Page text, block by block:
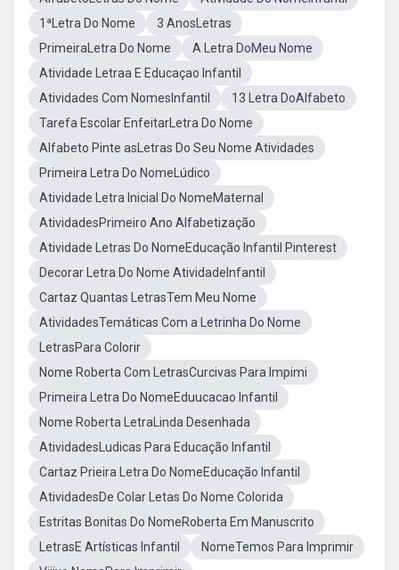
1ªLetra Do Nome
3 AnosLetras
PrimeiraLetra Do Nome
A Letra DoMeu Nome
Atividade Letraa E Educaçao Infantil
Atividades Com NomesInfantil
13 Letra DoAlfabeto
Tarefa Escolar EnfeitarLetra Do Nome
Alfabeto Pinte asLetras Do Seu Nome Atividades
Primeira Letra Do NomeLúdico
Atividade Letra Inicial Do NomeMaternal
AtividadesPrimeiro Ano Alfabetização
Atividade Letras Do NomeEducação Infantil Pinterest
Decorar Letra Do Nome AtividadeInfantil
Cartaz Quantas LetrasTem Meu Nome
AtividadesTemáticas Com a Letrinha Do Nome
LetrasPara Colorir
Nome Roberta Com LetrasCurcivas Para Impimi
Primeira Letra Do NomeEduucacao Infantil
Nome Roberta LetraLinda Desenhada
AtividadesLudicas Para Educação Infantil
Cartaz Prieira Letra Do NomeEducação Infantil
AtividadesDe Colar Letas Do Nome Colorida
Estritas Bonitas Do NomeRoberta Em Manuscrito
LetrasE Artísticas Infantil
NomeTemos Para Imprimir